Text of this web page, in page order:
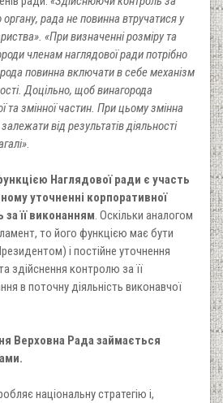
рада не повинна втручатися у
«При визначенні розміру та
членам наглядової ради потрібно
повинна включати в себе механізм
Доцільно, щоб винагорода
та змінної частин. При цьому змінна
від результатів діяльності
.
Наглядової ради є участь
уточненні корпоративної
за її виконанням. Оскільки аналогом
то його функцією має бути
і постійне уточнення
здійснення контролю за її
в поточну діяльність виконавчої
Верховна Рада займається
національну стратегію і,